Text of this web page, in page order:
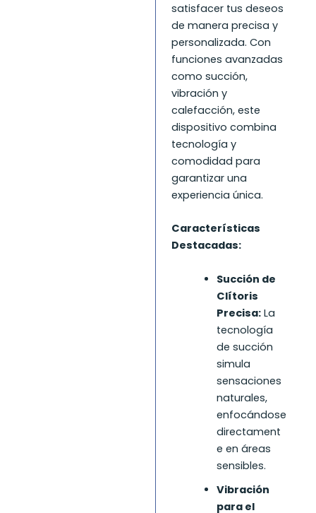
satisfacer tus deseos
de manera precisa y
personalizada. Con
funciones avanzadas
como succión,
vibración y
calefacción, este
dispositivo combina
tecnología y
comodidad para
garantizar una
experiencia única.
Características
Destacadas:
Succión de
Clítoris
Precisa:La
tecnología
de succión
simula
sensaciones
naturales,
enfocándose
directament
e en áreas
sensibles.
Vibración
para el